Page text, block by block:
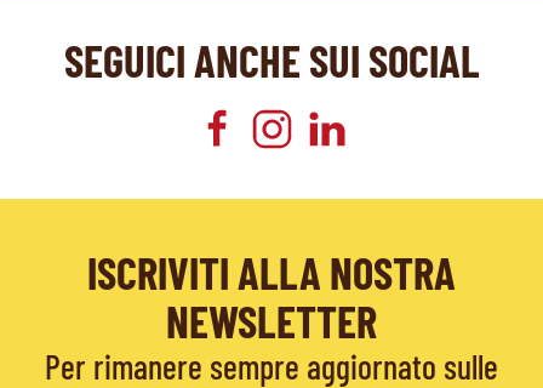
SEGUICI ANCHE SUI SOCIAL
ISCRIVITI ALLA NOSTRA
NEWSLETTER
Per rimanere sempre aggiornato sulle